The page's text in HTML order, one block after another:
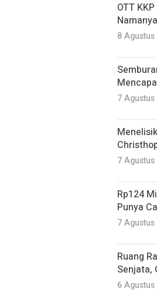
OTT
8
7
7
Rp124
Punya
7
Ruang
Senjata,
6